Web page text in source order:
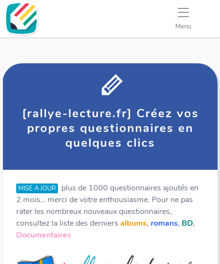
Menu
[rallye-lecture.fr] Créez vos
propres questionnaires en
quelques clics
MISE A JOUR
plus de 1000 questionnaires ajoutés en
2 mois… merci de votre enthousiasme. Pour ne pas
rater les nombreux nouveaux questionnaires,
consultez la liste des derniers albums, romans, BD,
Documentaires